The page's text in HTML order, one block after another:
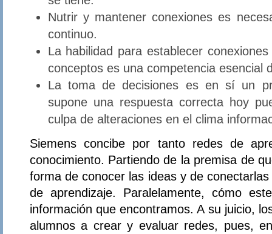
Nutrir y mantener conexiones es
continuo.
La habilidad para establecer
conceptos es una competencia esencial
La toma de decisiones es en sí un
supone una respuesta correcta hoy
culpa de alteraciones en el clima
Siemens concibe por tanto redes de
conocimiento. Partiendo de la premisa de
forma de conocer las ideas y de
de aprendizaje. Paralelamente, cómo
información que encontramos. A su juicio,
alumnos a crear y evaluar redes, pues,